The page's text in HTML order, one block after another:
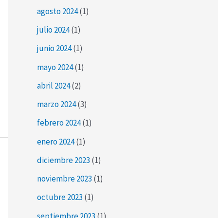
agosto 2024(1)
julio 2024(1)
junio 2024(1)
mayo 2024(1)
abril 2024(2)
marzo 2024(3)
febrero 2024(1)
enero 2024(1)
diciembre 2023 (1)
noviembre 2023 (1)
octubre 2023 (1)
septiembre 2023 (1)